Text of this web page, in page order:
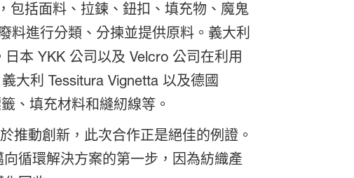
包括面料、拉鍊、鈕扣、填充物、魔鬼
料進行分類、分揀並提供原料。義大利
本 YKK 公司以及 Velcro 公司在利用
大利 Tessitura Vignetta 以及德國
、填充材料和縫紉線等。
推動創新，此次合作正是絕佳的例證。
循環解決方案的第一步，因為紡織產